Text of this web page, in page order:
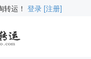
运！ 登录 [注册]